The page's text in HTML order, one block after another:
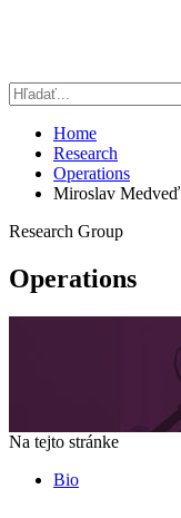
Home
Research
Operations
Miroslav Medveď
Research Group
Operations
Na tejto stránke
Bio